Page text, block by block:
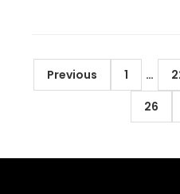
Posts
pagination
Previous 1 …
26